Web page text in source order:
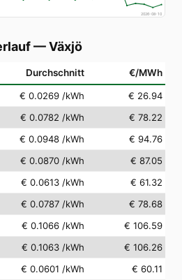
2026-08-10
—Växjö
Durchschnitt €/MWh
€ 0.0269 /kWh
€ 26.94
€ 0.0782 /kWh
€ 78.22
€ 0.0948 /kWh
€ 94.76
€ 0.0870 /kWh
€ 87.05
€ 0.0613 /kWh
€ 61.32
€ 0.0787 /kWh
€ 78.68
€ 0.1066 /kWh
€ 106.59
€ 0.1063 /kWh
€ 106.26
€ 0.0601 /kWh
€ 60.11